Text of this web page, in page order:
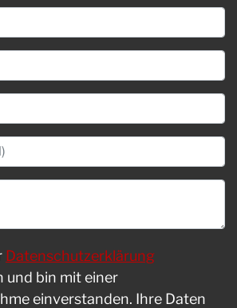
Datenschutzerklärung
und bin mit einer
einverstanden. Ihre Daten